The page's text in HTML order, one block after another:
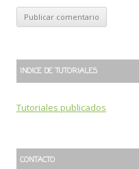
INDICE DE TUTORIALES
Tutoriales publicados
CONTACTO